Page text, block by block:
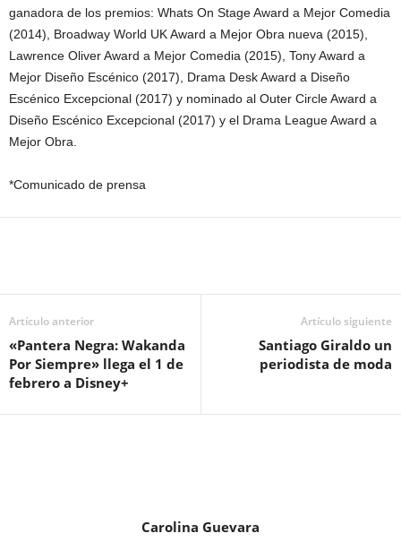
ganadora de los premios: Whats On Stage Award a Mejor Comedia
(2014), Broadway World UK Award a Mejor Obra nueva (2015),
Lawrence Oliver Award a Mejor Comedia (2015), Tony Award a
Mejor Diseño Escénico (2017), Drama Desk Award a Diseño
Escénico Excepcional (2017) y nominado al Outer Circle Award a
Diseño Escénico Excepcional (2017) y el Drama League Award a
Mejor Obra.
*Comunicado de prensa
Artículo anterior
«Pantera Negra: Wakanda
Por Siempre» llega el 1 de
febrero a Disney+
Artículo siguiente
Santiago Giraldo un
periodista de moda
Carolina Guevara